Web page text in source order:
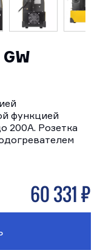
функцией
200А. Розетка
60 331 р